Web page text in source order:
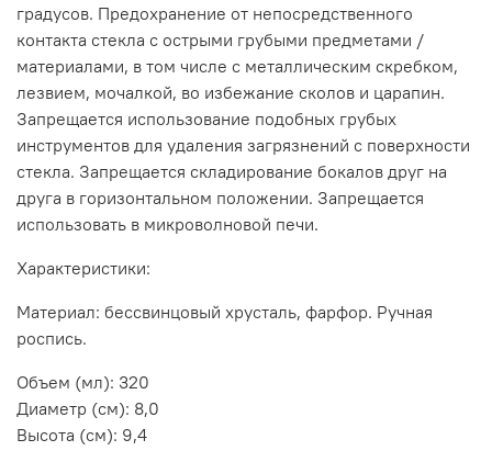
градусов. Предохранение от непосредственного
контакта стекла с острыми грубыми предметами /
материалами, в том числе с металлическим скребком,
лезвием, мочалкой, во избежание сколов и царапин.
Запрещается использование подобных грубых
инструментов для удаления загрязнений с поверхности
стекла. Запрещается складирование бокалов друг на
друга в горизонтальном положении. Запрещается
использовать в микроволновой печи.
Характеристики:
Материал: бессвинцовый хрусталь, фарфор. Ручная
роспись.
Объем (мл): 320
Диаметр (см): 8,0
Высота (см): 9,4